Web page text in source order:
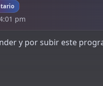
pm
y por subir este